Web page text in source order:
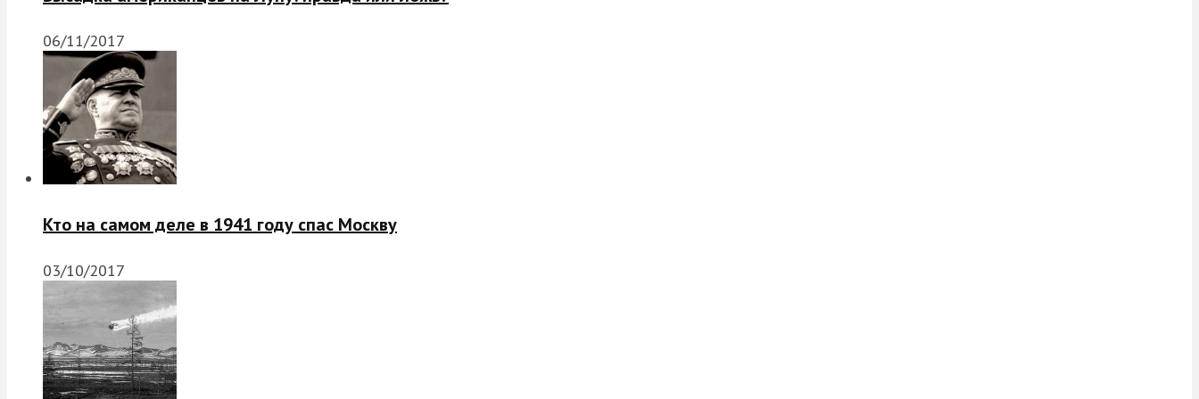
06/11/2017
Кто на самом деле в 1941 году спас Москву
03/10/2017